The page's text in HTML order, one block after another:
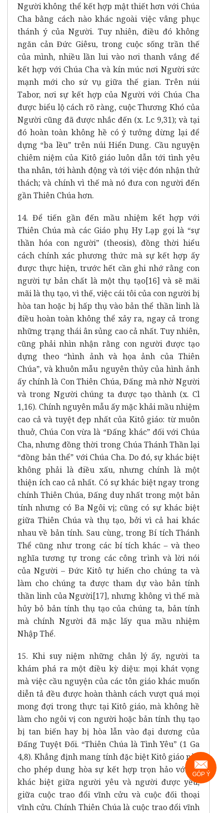
Người không thể kết hợp mật thiết hơn với Chúa
Cha bằng cách nào khác ngoài việc vâng phục
thánh ý của Người. Tuy nhiên, điều đó không
ngăn cản Đức Giêsu, trong cuộc sống trần thế
của mình, nhiều lần lui vào nơi thanh vắng để
kết hợp với Chúa Cha và kín múc nơi Người sức
mạnh mới cho sứ vụ giữa thế gian. Trên núi
Tabor, nơi sự kết hợp của Người với Chúa Cha
được biểu lộ cách rõ ràng, cuộc Thương Khó của
Người cũng đã được nhắc đến (x. Lc 9,31); và tại
đó hoàn toàn không hề có ý tưởng dừng lại để
dựng “ba lều” trên núi Hiển Dung. Cầu nguyện
chiêm niệm của Kitô giáo luôn dẫn tới tình yêu
tha nhân, tới hành động và tới việc đón nhận thử
thách; và chính vì thế mà nó đưa con người đến
gần Thiên Chúa hơn.
14. Để tiến gần đến mầu nhiệm kết hợp với
Thiên Chúa mà các Giáo phụ Hy Lạp gọi là “sự
thần hóa con người” (theosis), đồng thời hiểu
cách chính xác phương thức mà sự kết hợp ấy
được thực hiện, trước hết cần ghi nhớ rằng con
người tự bản chất là một thụ tạo[16] và sẽ mãi
mãi là thụ tạo, vì thế, việc cái tôi của con người bị
hòa tan hoặc bị hấp thụ vào bản thể thần linh là
điều hoàn toàn không thể xảy ra, ngay cả trong
những trạng thái ân sủng cao cả nhất. Tuy nhiên,
cũng phải nhìn nhận rằng con người được tạo
dựng theo “hình ảnh và họa ảnh của Thiên
Chúa”, và khuôn mẫu nguyên thủy của hình ảnh
ấy chính là Con Thiên Chúa, Đấng mà nhờ Người
và trong Người chúng ta được tạo thành (x. Cl
1,16). Chính nguyên mẫu ấy mặc khải mầu nhiệm
cao cả và tuyệt đẹp nhất của Kitô giáo: từ muôn
thuở, Chúa Con vừa là “Đấng khác” đối với Chúa
Cha, nhưng đồng thời trong Chúa Thánh Thần lại
“đồng bản thể” với Chúa Cha. Do đó, sự khác biệt
không phải là điều xấu, nhưng chính là một
thiện ích cao cả nhất. Có sự khác biệt ngay trong
chính Thiên Chúa, Đấng duy nhất trong một bản
tính nhưng có Ba Ngôi vị; cũng có sự khác biệt
giữa Thiên Chúa và thụ tạo, bởi vì cả hai khác
nhau về bản tính. Sau cùng, trong Bí tích Thánh
Thể cũng như trong các bí tích khác – và theo
nghĩa tương tự trong các công trình và lời nói
của Người – Đức Kitô tự hiến cho chúng ta và
làm cho chúng ta được tham dự vào bản tính
thần linh của Người[17], nhưng không vì thế mà
hủy bỏ bản tính thụ tạo của chúng ta, bản tính
mà chính Người đã mặc lấy qua mầu nhiệm
Nhập Thể.
15. Khi suy niệm những chân lý ấy, người ta
khám phá ra một điều kỳ diệu: mọi khát vọng
mà việc cầu nguyện của các tôn giáo khác muốn
diễn tả đều được hoàn thành cách vượt quá mọi
mong đợi trong thực tại Kitô giáo, mà không hề
làm cho ngôi vị con người hoặc bản tính thụ tạo
bị tan biến hay bị hòa lẫn vào đại dương của
Đấng Tuyệt Đối. “Thiên Chúa là Tình Yêu” (1 Ga
4,8). Khẳng định mang tính đặc biệt Kitô giáo này
cho phép dung hòa sự kết hợp trọn hảo với sự
khác biệt giữa người yêu và người được yêu,
giữa cuộc trao đổi vĩnh cửu và cuộc đối thoại
vĩnh cửu. Chính Thiên Chúa là cuộc trao đổi vĩnh
GÓP Ý